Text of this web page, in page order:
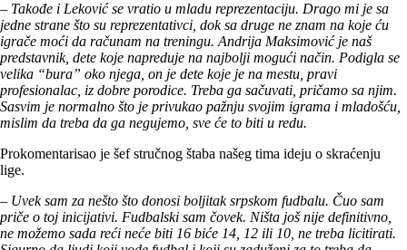
– Takođe i Leković se vratio u mladu reprezentaciju. Drago mi je sa
jedne strane što su reprezentativci, dok sa druge ne znam na koje ću
igrače moći da računam na treningu. Andrija Maksimović je naš
predstavnik, dete koje napreduje na najbolji mogući način. Podigla se
velika “bura” oko njega, on je dete koje je na mestu, pravi
profesionalac, iz dobre porodice. Treba ga sačuvati, pričamo sa njim.
Sasvim je normalno što je privukao pažnju svojim igrama i mladošću,
mislim da treba da ga negujemo, sve će to biti u redu.
Prokomentarisao je šef stručnog štaba našeg tima ideju o skraćenju
lige.
– Uvek sam za nešto što donosi boljitak srpskom fudbalu. Čuo sam
priče o toj inicijativi. Fudbalski sam čovek. Ništa još nije definitivno,
ne možemo sada reći neće biti 16 biće 14, 12 ili 10, ne treba licitirati.